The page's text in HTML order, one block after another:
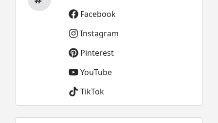
Facebook
Instagram
Pinterest
YouTube
TikTok